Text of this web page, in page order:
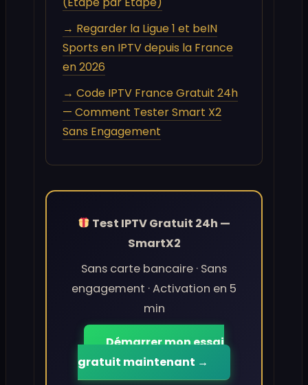
→ Regarder la Ligue 1 et beIN
Sports en IPTV depuis la France
en 2026
→ Code IPTV France Gratuit 24h
— Comment Tester Smart X2
Sans Engagement
Test IPTV Gratuit 24h —
SmartX2
Sans carte bancaire · Sans
engagement · Activation en 5
min
Démarrer mon essai
gratuit maintenant →